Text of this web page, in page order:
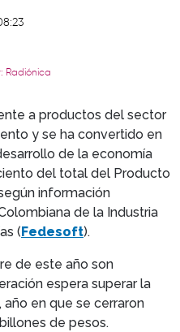
Radiónica
a productos del sector
y se ha convertido en
de la economía
del total del Producto
información
de la Industria
( Fedesoft).
de este año son
espera superar la
en que se cerraron
de pesos.